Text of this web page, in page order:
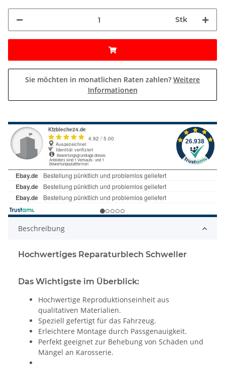
Stk
Sie möchten in monatlichen Raten zahlen? Weitere
Informationen
Beschreibung
Hochwertiges Reparaturblech Schweller
Das Wichtigste im Überblick:
Hochwertige Reproduktionseinheit aus
qualitativen Materialien.
Speziell gefertigt für das Fahrzeug.
Erleichtere Montage durch Passgenauigkeit.
Perfekt geeignet zur Behebung von Schäden und
Mängel an Karosserie.